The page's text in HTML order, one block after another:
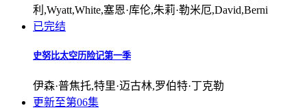
利,Wyatt,White,塞恩·库伦,朱莉·勒米厄,David,Berni
已完结
史努比太空历险记第一季
伊森·普焦托,特里·迈古林,罗伯特·丁克勒
更新至第06集